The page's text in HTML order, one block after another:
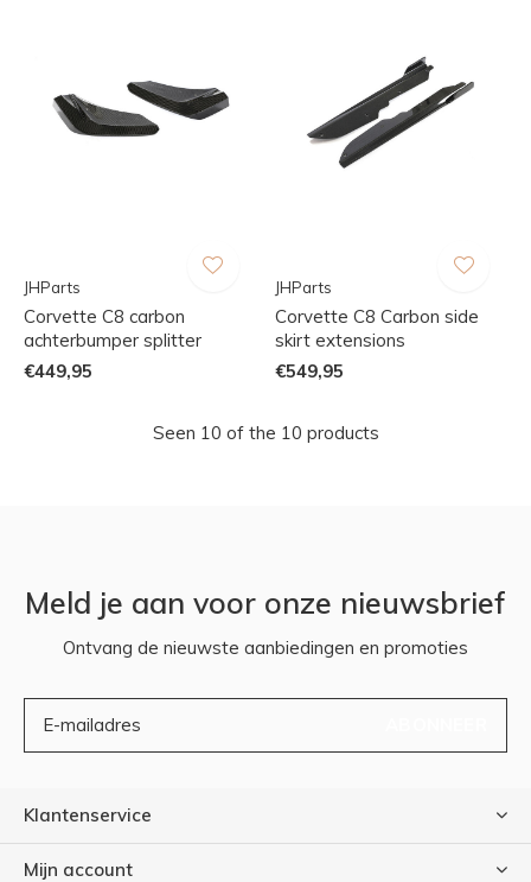
JHParts
Corvette C8 carbon
achterbumper splitter
€449,95
JHParts
Corvette C8 Carbon side
skirt extensions
€549,95
Seen 10 of the 10 products
Meld je aan voor onze nieuwsbrief
Ontvang de nieuwste aanbiedingen en promoties
Klantenservice
Mijn account